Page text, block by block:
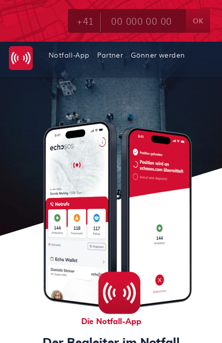
OK
Notfall-App Partner Gönner werden
Die Notfall-App